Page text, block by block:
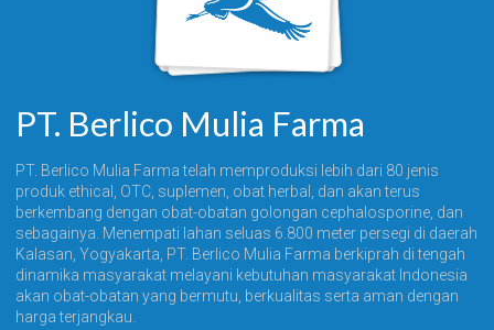
PT. Berlico Mulia Farma
PT. Berlico Mulia Farma telah memproduksi lebih dari 80 jenis
produk ethical, OTC, suplemen, obat herbal, dan akan terus
berkembang dengan obat-obatan golongan cephalosporine, dan
sebagainya. Menempati lahan seluas 6.800 meter persegi di daerah
Kalasan, Yogyakarta, PT. Berlico Mulia Farma berkiprah di tengah
dinamika masyarakat melayani kebutuhan masyarakat Indonesia
akan obat-obatan yang bermutu, berkualitas serta aman dengan
harga terjangkau.